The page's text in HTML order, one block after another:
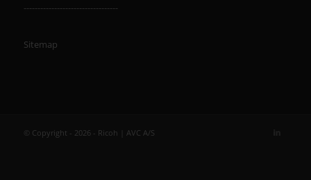
----------------------------------
Sitemap
© Copyright - 2026 - Ricoh | AVC A/S